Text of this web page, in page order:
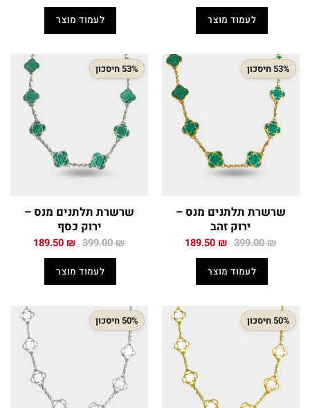
280.00 ₪.
לעמוד מוצר 280.00 ₪.
לעמוד מוצר
53% חיסכון
שרשרת תלתנים מנס –
ירוק זהב
399.00₪ המחיר
399.00 ₪.
189.50 ₪ המחיר
לעמוד מוצר
53% חיסכון
שרשרת תלתנים מנס –
ירוק כסף
399.00₪ המחיר
399.00 ₪.
189.50 ₪ המחיר
לעמוד מוצר
50% חיסכון 50% חיסכון